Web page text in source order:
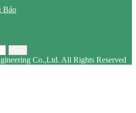
Co.,Ltd. All Rights Reserved